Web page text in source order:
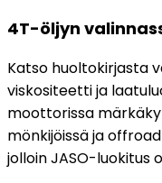
4T-öljyn
Katso huoltokirjasta
viskositeetti ja
moottorissa
mönkijöissä ja
jolloin JASO-luokitus